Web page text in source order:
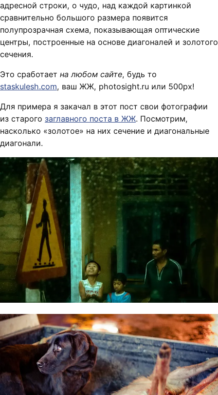
адресной строки, о чудо, над каждой картинкой
сравнительно большого размера появится
полупрозрачная схема, показывающая оптические
центры, построенные на основе диагоналей и золотого
сечения.
Это сработает на любом сайте, будь то
staskulesh.com, ваш ЖЖ, photosight.ru или 500px!
Для примера я закачал в этот пост свои фотографии
из старого заглавного поста в ЖЖ. Посмотрим,
насколько «золотое» на них сечение и диагональные
диагонали.